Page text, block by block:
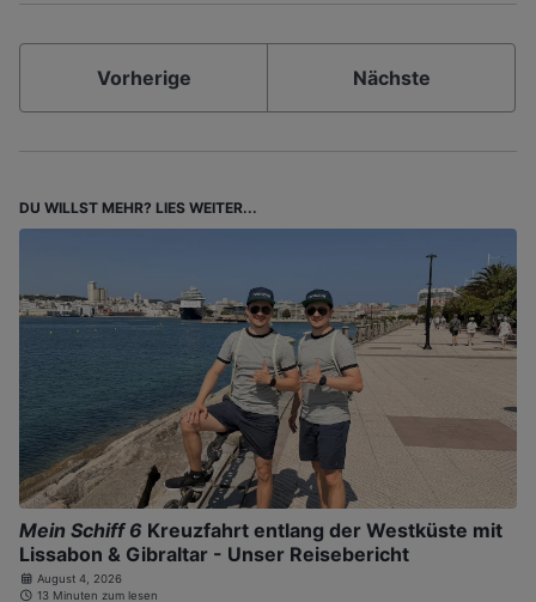
Vorherige Nächste
DU WILLST MEHR? LIES WEITER...
Mein Schiff 6 Kreuzfahrt entlang der Westküste mit
Lissabon & Gibraltar - Unser Reisebericht
August 4, 2026
13 Minuten zum lesen